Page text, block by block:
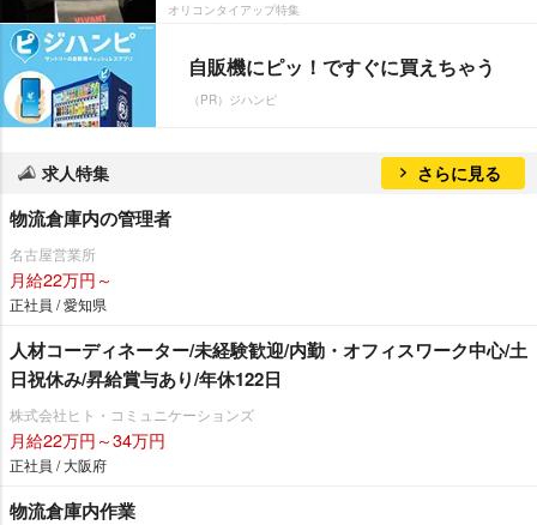
オリコンタイアップ特集
自販機にピッ！ですぐに買えちゃう
（PR）ジハンピ
求人特集 さらに見る
物流倉庫内の管理者
名古屋営業所
月給22万円～
正社員 / 愛知県
人材コーディネーター/未経験歓迎/内勤・オフィスワーク中心/土
日祝休み/昇給賞与あり/年休122日
株式会社ヒト・コミュニケーションズ
月給22万円～34万円
正社員 / 大阪府
物流倉庫内作業